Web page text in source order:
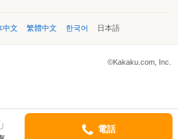
中文 繁體中文 한국어 日本語
©Kakaku.com, Inc.
電話